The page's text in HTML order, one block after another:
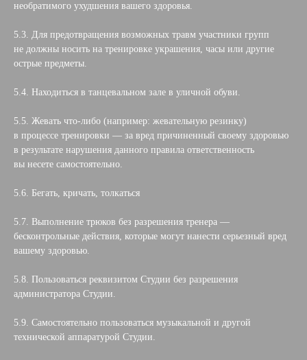
необратимого ухудшения вашего здоровья.
5.3. Для предотвращения возможных травм участники групп
не должны носить на тренировке украшения, часы или другие
острые предметы.
5.4. Находиться в танцевальном зале в уличной обуви.
5.5. Жевать что-либо (например: жевательную резинку)
в процессе тренировки — за вред причиненный своему здоровью
в результате нарушения данного правила ответственность
вы несете самостоятельно.
5.6. Бегать, кричать, толкаться
5.7. Выполнение трюков без разрешения тренера —
бесконтрольные действия, которые могут нанести серьезный вред
вашему здоровью.
5.8. Пользоваться реквизитом Студии без разрешения
администратора Студии.
5.9. Самостоятельно пользоваться музыкальной и другой
технической аппаратурой Студии.